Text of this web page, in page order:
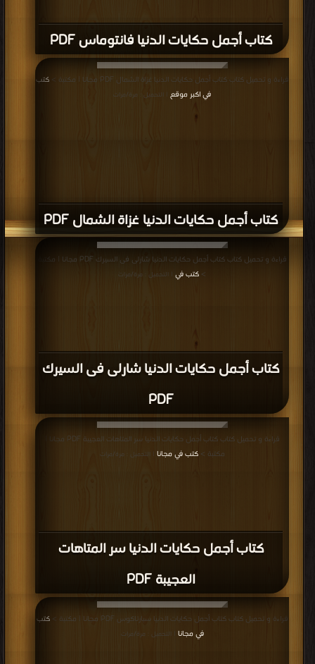
كتاب أجمل حكايات الدنيا فانتوماس PDF
كتاب أجمل حكايات الدنيا غزاة الشمال PDF
قراءة و تحميل كتاب كتاب أجمل حكايات الدنيا غزاة الشمال PDF مجانا | مكتبة >
كتب
في اكبر موقع
| التحميل : مرة/مرات
كتاب أجمل حكايات الدنيا شارلى فى السيرك
PDF
قراءة و تحميل كتاب كتاب أجمل حكايات الدنيا شارلى فى السيرك PDF مجانا | مكتبة
> كتب في | التحميل : مرة/مرات
كتاب أجمل حكايات الدنيا سر المتاهات
العجيبة PDF
قراءة و تحميل كتاب كتاب أجمل حكايات الدنيا سر المتاهات العجيبة PDF مجانا |
مكتبة >كتب في مجانا | التحميل : مرة/مرات
قراءة و تحميل كتاب كتاب أجمل حكايات الدنيا سبارتاكوس PDF مجانا | مكتبة >
كتب
في مجانا | التحميل : مرة/مرات